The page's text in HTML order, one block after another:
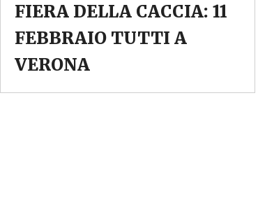
FIERA DELLA CACCIA: 11
FEBBRAIO TUTTI A
VERONA